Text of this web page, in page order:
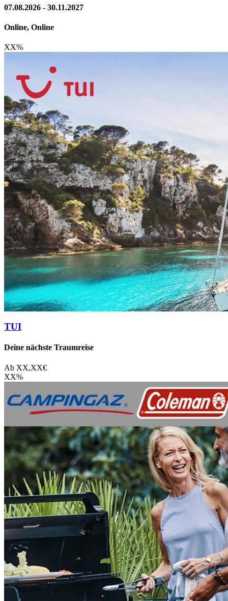
07.08.2026 - 30.11.2027
Online, Online
XX%
TUI
Deine nächste Traumreise
Ab XX,XX€
XX%